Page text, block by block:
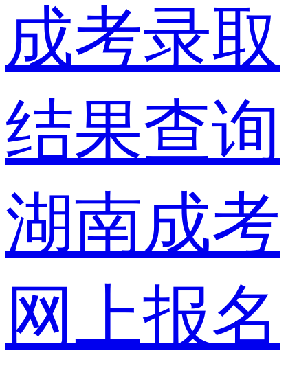
成考录取
结果查询
湖南成考
网上报名